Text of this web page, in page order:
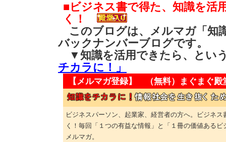
■ビジネス書で得た、知識を活
く！
このブログは、メルマガ「知
バックナンバーブログです。
▼知識を活用できたら、と
チカラに！」
【メルマガ登録】 （無料） まぐまぐ殿
ビジネスパーソン、起業家、経営者の方へ。ビジネ
く！毎回「１つの有益な情報」と「１冊の価値ある
メルマガ。